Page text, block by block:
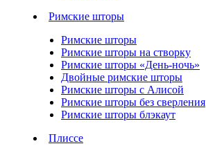
Римские шторы
Римские шторы
Римские шторы на створку
Римские шторы «День-ночь»
Двойные римские шторы
Римские шторы с Алисой
Римские шторы без сверления
Римские шторы блэкаут
Плиссе